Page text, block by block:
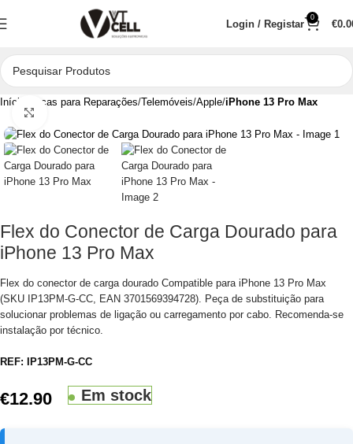
Login / Registar
0
€
Início Peças para Reparações Telemóveis Apple iPhone 13 Pro Max
Flex do Conector de Carga Dourado para
iPhone 13 Pro Max
Flex do conector de carga dourado Compatible para iPhone 13 Pro Max
(SKU IP13PM-G-CC, EAN 3701569394728). Peça de substituição para
solucionar problemas de ligação ou carregamento por cabo. Recomenda-se
instalação por técnico.
REF: IP13PM-G-CC
€12.90 Em stock